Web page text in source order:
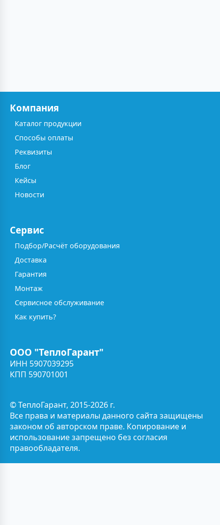
Компания
Каталог продукции
Способы оплаты
Реквизиты
Блог
Кейсы
Новости
Сервис
Подбор/Расчёт оборудования
Доставка
Гарантия
Монтаж
Сервисное обслуживание
Как купить?
ООО "ТеплоГарант"
ИНН 5907039295
КПП 590701001
© ТеплоГарант, 2015-2026 г.
Все права и материалы данного сайта защищены
законом об авторском праве. Копирование и
использование запрещено без согласия
правообладателя.